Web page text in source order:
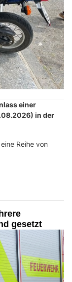
einer
in der
Reihe von
gesetzt